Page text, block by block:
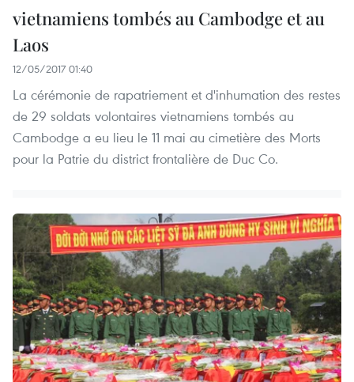
vietnamiens tombés au Cambodge et au
Laos
12/05/2017 01:40
La cérémonie de rapatriement et d'inhumation des restes
de 29 soldats volontaires vietnamiens tombés au
Cambodge a eu lieu le 11 mai au cimetière des Morts
pour la Patrie du district frontalière de Duc Co.